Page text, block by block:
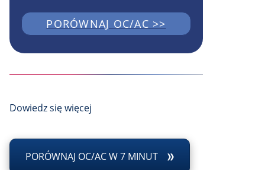
PORÓWNAJ OC/AC >>
Dowiedz się więcej
PORÓWNAJ OC/AC W 7 MINUT